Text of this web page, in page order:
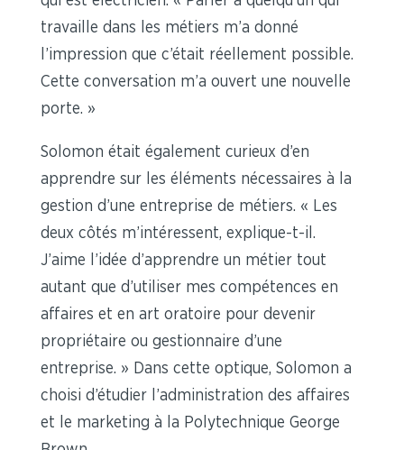
travaille dans les métiers m’a donné
l’impression que c’était réellement possible.
Cette conversation m’a ouvert une nouvelle
porte. »
Solomon était également curieux d’en
apprendre sur les éléments nécessaires à la
gestion d’une entreprise de métiers. « Les
deux côtés m’intéressent, explique-t-il.
J’aime l’idée d’apprendre un métier tout
autant que d’utiliser mes compétences en
affaires et en art oratoire pour devenir
propriétaire ou gestionnaire d’une
entreprise. » Dans cette optique, Solomon a
choisi d’étudier l’administration des affaires
et le marketing à la Polytechnique George